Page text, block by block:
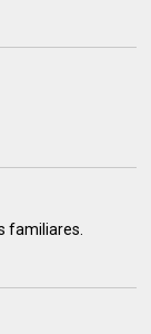
familiares.